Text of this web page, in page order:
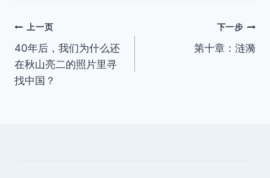
文
章
导
上一页
40年后，我们为什么还
在秋山亮二的照片里寻
找中国？
下一步
第十章：涟漪